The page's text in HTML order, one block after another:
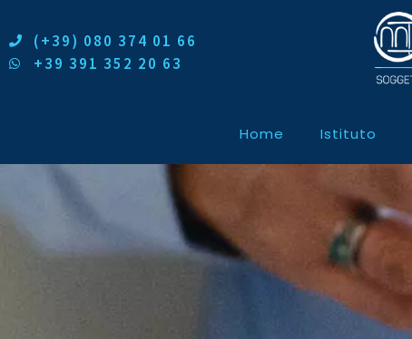
(+39) 080 374 01 66
+39 391 352 20 63
Home Istituto